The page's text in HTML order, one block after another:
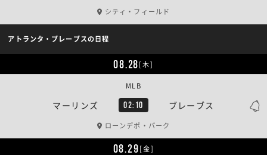
シティ・フィールド
アトランタ・ブレーブスの日程
08.28[木]
マーリンズ 02:10 ブレーブス
MLB
ローンデポ・パーク
08.29[金]